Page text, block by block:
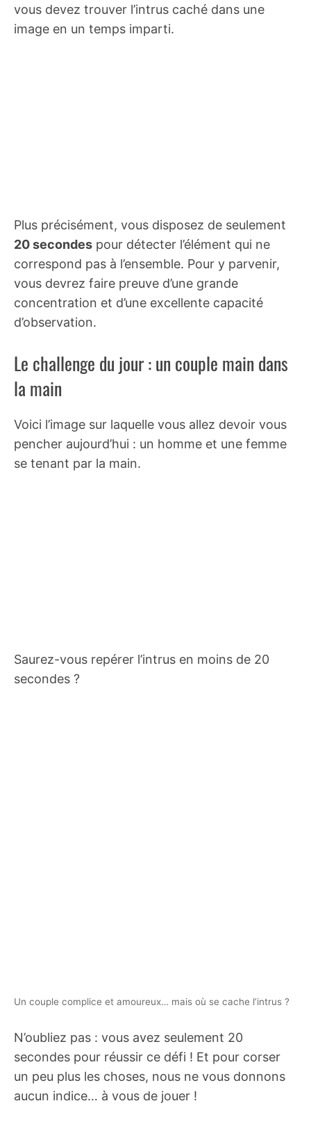
vous devez trouver l’intrus caché dans une
image en un temps imparti.
Plus précisément, vous disposez de seulement
20 secondes pour détecter l’élément qui ne
correspond pas à l’ensemble. Pour y parvenir,
vous devrez faire preuve d’une grande
concentration et d’une excellente capacité
d’observation.
Le challenge du jour : un couple main dans
la main
Voici l’image sur laquelle vous allez devoir vous
pencher aujourd’hui : un homme et une femme
se tenant par la main.
Saurez-vous repérer l’intrus en moins de 20
secondes ?
Un couple complice et amoureux… mais où se cache l’intrus ?
N’oubliez pas : vous avez seulement 20
secondes pour réussir ce défi ! Et pour corser
un peu plus les choses, nous ne vous donnons
aucun indice… à vous de jouer !